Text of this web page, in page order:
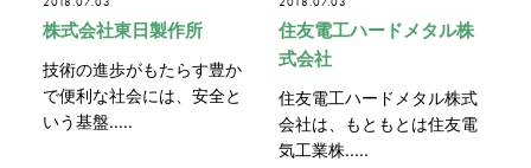
株式会社東日製作所
技術の進歩がもたらす豊か
で便利な社会には、安全と
いう基盤.....
住友電工ハードメタル株
式会社
住友電工ハードメタル株式
会社は、もともとは住友電
気工業株.....